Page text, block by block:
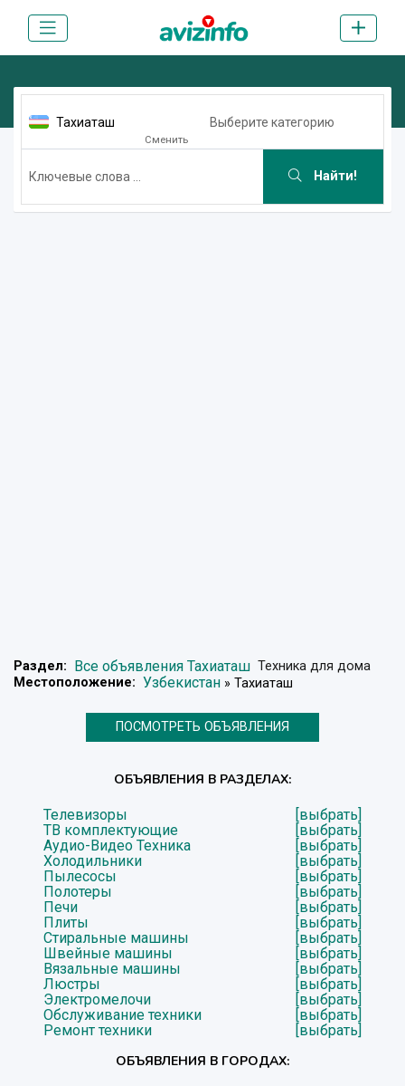
Тахиаташ
Сменить
Выберите категорию
Найти!
Раздел: Все объявления Тахиаташ Техника для дома
Местоположение: Узбекистан » Тахиаташ
ПОСМОТРЕТЬ ОБЪЯВЛЕНИЯ
ОБЪЯВЛЕНИЯ В РАЗДЕЛАХ:
Телевизоры
[выбрать]
ТВ комплектующие
[выбрать]
Аудио-Видео Техника
[выбрать]
Холодильники
[выбрать]
Пылесосы
[выбрать]
Полотеры
[выбрать]
Печи
[выбрать]
Плиты
[выбрать]
Стиральные машины
[выбрать]
Швейные машины
[выбрать]
Вязальные машины
[выбрать]
Люстры
[выбрать]
Электромелочи
[выбрать]
Обслуживание техники
[выбрать]
Ремонт техники
[выбрать]
ОБЪЯВЛЕНИЯ В ГОРОДАХ: